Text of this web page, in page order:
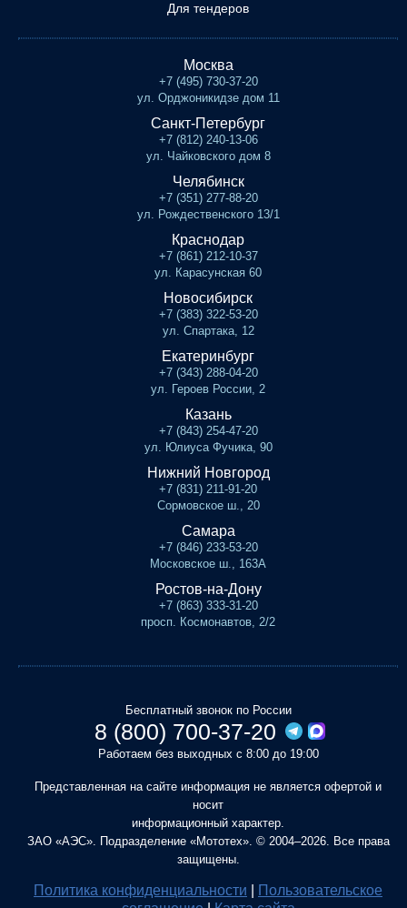
Для тендеров
Москва
+7 (495) 730-37-20
ул. Орджоникидзе дом 11
Санкт-Петербург
+7 (812) 240-13-06
ул. Чайковского дом 8
Челябинск
+7 (351) 277-88-20
ул. Рождественского 13/1
Краснодар
+7 (861) 212-10-37
ул. Карасунская 60
Новосибирск
+7 (383) 322-53-20
ул. Спартака, 12
Екатеринбург
+7 (343) 288-04-20
ул. Героев России, 2
Казань
+7 (843) 254-47-20
ул. Юлиуса Фучика, 90
Нижний Новгород
+7 (831) 211-91-20
Сормовское ш., 20
Самара
+7 (846) 233-53-20
Московское ш., 163А
Ростов-на-Дону
+7 (863) 333-31-20
просп. Космонавтов, 2/2
Бесплатный звонок по России
8 (800) 700-37-20
Работаем без выходных с 8:00 до 19:00
Представленная на сайте информация не является офертой и
носит
информационный характер.
ЗАО «АЭС». Подразделение «Мототех». © 2004–2026. Все права
защищены.
Политика конфиденциальности
Пользовательское